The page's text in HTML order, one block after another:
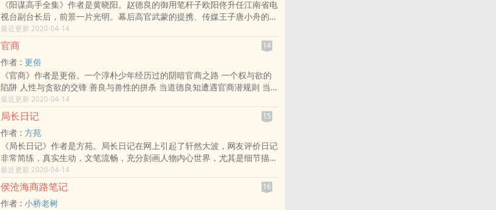
人纷纷站队，一场布局与反击的对决势必展开……私人俱乐部，一个用低调
包裹着蓬勃欲望的争锋秀场。小团体成为大气候的风向标，大社会变成小集
团的私募人，品味与奢华的光环下虽是阴谋与算计的盛宴，却也抛不开利益
的取舍与人性坚守的两难。书中所涉及的地点及人物皆有现实原型，此外各
派商人（上海，港台，温州，北京，广东）的经商理念以及派系的争斗也是
这部作品的一大亮点，整部作品可以说是中国所谓上流社会众生相的真实再
现。
怎样做出了决定命运的关键抉择？在获取更多财富的同时，他又犯下了哪些
不得不犯的原罪？
《阳谋高手全集》作者是黄晓阳。赵德良的御用笔杆子欧阳佟升任江南省电
视台副台长后，前景一片光明。幕后高官武蒙的提携、传媒王子唐小舟的帮
助、美女贵人的出现，合作伙伴的无 耻贪婪、背叛甚至疯狂构陷，与盟友
甚或敌手间的‍‎情​色‎周旋，道德底线的屡次突破……一幅全景式官场和商场画
卷展开在他的面前。这里的每一件事，都闪射着政治 智慧的光芒。
最近更新 2020-04-14
官商 14
作者 : 更俗
《官商》作者是更俗。一个淳朴少年经历过的阴暗官商之路 一个权与欲的
陷阱 人性与贪欲的交锋 善良与兽性的拼杀 当道德良知遭遇官商潜规则 当蒙
昧的少年艳遇公关交际花时 会发生什么……作者于文学，自幼有些偏好，也
曾在文科班厮混了一段时日，觉得无趣，转而学理，临了发觉自己是个无趣
的人。毕业于工科院校，身无是处，惟愿 天地之大，能存下我的一张书
桌，可静心读些好书。好书汗牛，惟工作生活的浮躁下，读书的心境难寻，
才觉得静心读书是我这类人的最大奢求。退而求其次，喜涉 山水，尝登
山，山愈高树薄石瘦，湖光千顷，收在眼里不过杯水，天地雄奇能让人生
小。收敛狂野与浮躁之后，才尝试创作。
最近更新 2020-04-14
局长日记 15
作者 : 方苑
《局长日记》作者是方苑。局长日记在网上引起了轩然大波，网友评价日记
非常简练，真实生动，文笔流畅，充分刻画人物内心世界，尤其是细节描述
得较好。不少网友根据日记的描绘在网上人肉搜索，希望揪出网络背后那个
贪污腐败的局长，记者彤彤也介入了局长日记的调查。随着调查的深入，彤
彤逐渐摸清了日记门事件的前前后后，彻底看清了这位局长的真实面目。
最近更新 2020-04-14
侯沧海商路笔记 16
作者 : 小桥老树